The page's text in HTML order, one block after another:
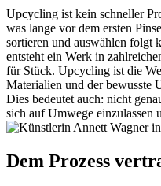
Upcycling ist kein schneller
was lange vor dem ersten
sortieren und auswählen folgt
entsteht ein Werk in
für Stück. Upcycling ist die
Materialien und der bewusste
Dies bedeutet auch: nicht
sich auf Umwege einzulassen
Dem Prozess